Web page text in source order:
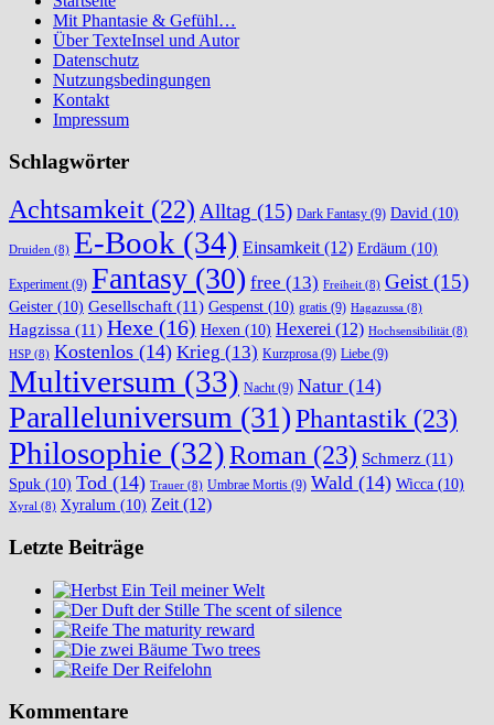
Mit Phantasie & Gefühl…
Über TexteInsel und Autor
Datenschutz
Nutzungsbedingungen
Kontakt
Impressum
Schlagwörter
Achtsamkeit (22) Alltag (15) Dark Fantasy (9) David (10)
Druiden (8) E-Book (34) Einsamkeit (12) Erdäum (10)
Experiment(9) Fantasy (30) free (13) Freiheit (8) Geist (15)
Geister (10) Gesellschaft (11) Gespenst (10) gratis (9) Hagazussa (8)
Hagzissa (11) Hexe (16) Hexen (10) Hexerei (12) Hochsensibilität (8)
HSP (8) Kostenlos (14) Krieg (13) Kurzprosa (9) Liebe (9)
Multiversum (33) Nacht(9) Natur (14)
Paralleluniversum (31)Phantastik (23)
Philosophie (32)Roman (23) Schmerz (11)
Spuk (10) Tod (14) Trauer (8) Umbrae Mortis (9) Wald (14) Wicca (10)
Xyral (8) Xyralum (10) Zeit (12)
Letzte Beiträge
Ein Teil meiner Welt
The scent of silence
The maturity reward
Two trees
Der Reifelohn
Kommentare